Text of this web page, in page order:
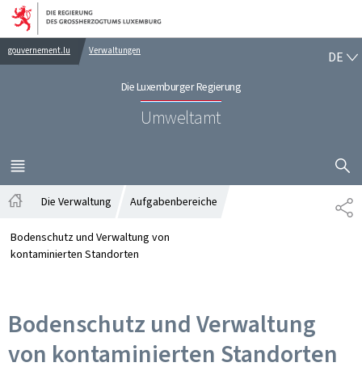
Zur Hauptnavigation
Zum Inhalt
gouvernement.lu Verwaltungen
Die Luxemburger Regierung
Umweltamt
DE
MENÜ
HAUPT-
Die Verwaltung Aufgabenbereiche
Bodenschutz und Verwaltung von
kontaminierten Standorten
Bodenschutz und Verwaltung
von kontaminierten Standorten